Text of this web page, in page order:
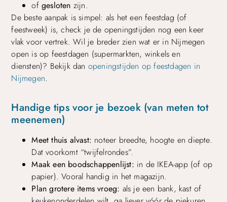
of gesloten zijn.
De beste aanpak is simpel: als het een feestdag (of
feestweek) is, check je de openingstijden nog een keer
vlak voor vertrek. Wil je breder zien wat er in Nijmegen
open is op feestdagen (supermarkten, winkels en
diensten)? Bekijk dan openingstijden op feestdagen in
Nijmegen.
Handige tips voor je bezoek (van meten tot
meenemen)
Meet thuis alvast: noteer breedte, hoogte en diepte.
Dat voorkomt “twijfelrondes”.
Maak een boodschappenlijst: in de IKEA-app (of op
papier). Vooral handig in het magazijn.
Plan grotere items vroeg: als je een bank, kast of